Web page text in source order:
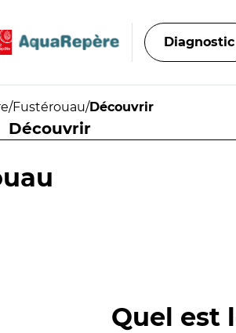
Diagnostic
/Fustérouau/Découvrir
Découvrir
Quel est